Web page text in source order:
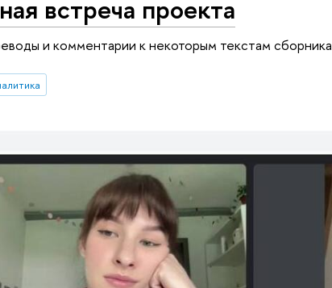
встреча проекта
и комментарии к некоторым текстам сборника